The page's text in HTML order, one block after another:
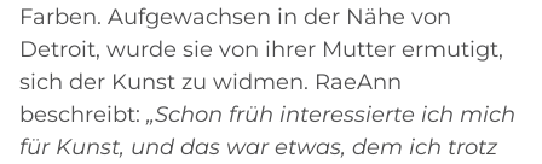
Farben. Aufgewachsen in der Nähe von
Detroit, wurde sie von ihrer Mutter ermutigt,
sich der Kunst zu widmen. RaeAnn
beschreibt: „Schon früh interessierte ich mich
für Kunst, und das war etwas, dem ich trotz